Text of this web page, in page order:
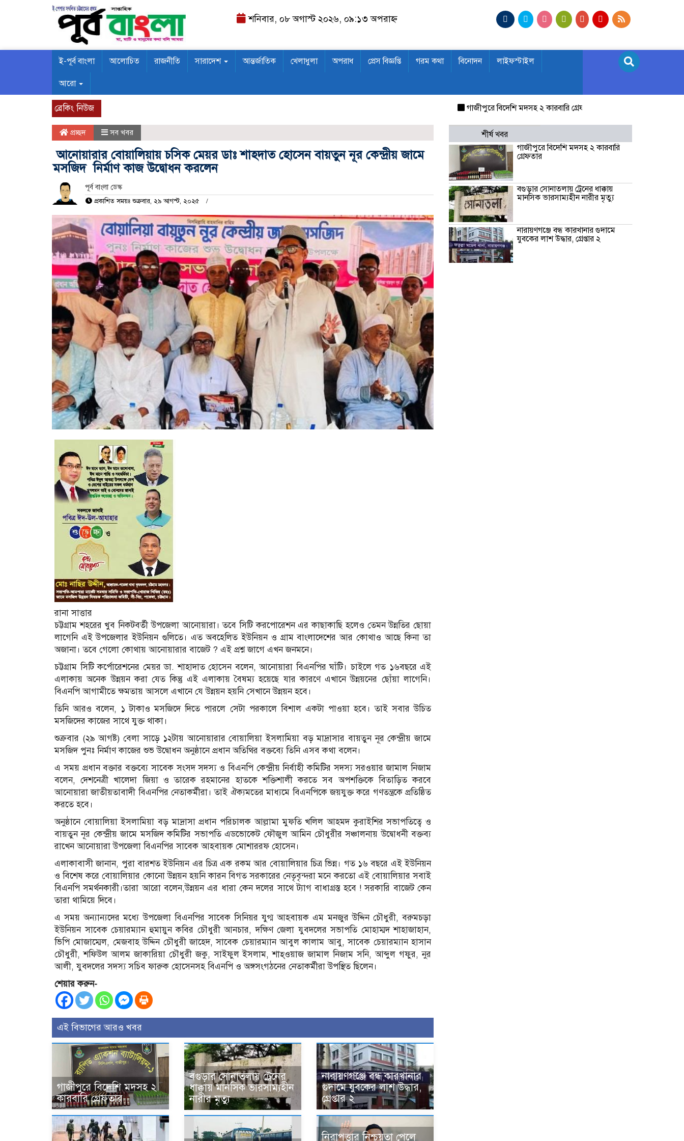
শনিবার, ০৮ অগাস্ট ২০২৬, ০৯:১৩ অপরাহ্ন
ই-পূর্ব বাংলা আলোচিত রাজনীতি সারাদেশ আন্তর্জাতিক খেলাধুলা অপরাধ প্রেস বিজ্ঞপ্তি গরম কথা বিনোদন লাইফস্টাইল
আরো
ব্রেকিং নিউজ গাজীপুরে বিদেশি মদসহ ২ কারবারি গ্রেফতার
প্রচ্ছদ সব খবর
আনোয়ারার বোয়ালিয়ায় চসিক মেয়র ডাঃ শাহদাত হোসেন বায়তুন নূর কেন্দ্রীয় জামে
মসজিদ নির্মাণ কাজ উদ্বোধন করলেন
পূর্ব বাংলা ডেস্ক
প্রকাশিত সময়ঃ শুক্রবার, ২৯ আগস্ট, ২০২৫
রানা সাত্তার
চট্টগ্রাম শহরের খুব নিকটবর্তী উপজেলা আনোয়ারা। তবে সিটি করপোরেশন এর কাছাকাছি হলেও তেমন উন্নতির ছোয়া
লাগেনি এই উপজেলার ইউনিয়ন গুলিতে। এত অবহেলিত ইউনিয়ন ও গ্রাম বাংলাদেশের আর কোথাও আছে কিনা তা
অজানা। তবে গেলো কোথায় আনোয়ারার বাজেট ? এই প্রশ্ন জাগে এখন জনমনে।
চট্টগ্রাম সিটি কর্পোরেশনের মেয়র ডা. শাহাদাত হোসেন বলেন, আনোয়ারা বিএনপির ঘাঁটি। চাইলে গত ১৬বছরে এই
এলাকায় অনেক উন্নয়ন করা যেত কিন্তু এই এলাকায় বৈষম্য হয়েছে যার কারণে এখানে উন্নয়নের ছোঁয়া লাগেনি।
বিএনপি আগামীতে ক্ষমতায় আসলে এখানে যে উন্নয়ন হয়নি সেখানে উন্নয়ন হবে।
তিনি আরও বলেন, ১ টাকাও মসজিদে দিতে পারলে সেটা পরকালে বিশাল একটা পাওয়া হবে। তাই সবার উচিত
মসজিদের কাজের সাথে যুক্ত থাকা।
শুক্রবার (২৯ আগষ্ট) বেলা সাড়ে ১২টায় আনোয়ারার বোয়ালিয়া ইসলামিয়া বড় মাদ্রাসার বায়তুন নূর কেন্দ্রীয় জামে
মসজিদ পুনঃ নির্মাণ কাজের শুভ উদ্বোধন অনুষ্ঠানে প্রধান অতিথির বক্তব্যে তিনি এসব কথা বলেন।
এ সময় প্রধান বক্তার বক্তব্যে সাবেক সংসদ সদস্য ও বিএনপি কেন্দ্রীয় নির্বাহী কমিটির সদস্য সরওয়ার জামাল নিজাম
বলেন, দেশনেত্রী খালেদা জিয়া ও তারেক রহমানের হাতকে শক্তিশালী করতে সব অপশক্তিকে বিতাড়িত করবে
আনোয়ারা জাতীয়তাবাদী বিএনপির নেতাকর্মীরা। তাই ঐক্যমতের মাধ্যমে বিএনপিকে জয়যুক্ত করে গণতন্ত্রকে প্রতিষ্ঠিত
করতে হবে।
অনুষ্ঠানে বোয়ালিয়া ইসলামিয়া বড় মাদ্রাসা প্রধান পরিচালক আল্লামা মুফতি খলিল আহমদ কুরাইশির সভাপতিত্বে ও
বায়তুন নূর কেন্দ্রীয় জামে মসজিদ কমিটির সভাপতি এডভোকেট ফৌজুল আমিন চৌধুরীর সঞ্চালনায় উদ্বোধনী বক্তব্য
রাখেন আনোয়ারা উপজেলা বিএনপির সাবেক আহবায়ক মোশাররফ হোসেন।
এলাকাবাসী জানান, পুরা বারশত ইউনিয়ন এর চিত্র এক রকম আর বোয়ালিয়ার চিত্র ভিন্ন। গত ১৬ বছরে এই ইউনিয়ন
ও বিশেষ করে বোয়ালিয়ার কোনো উন্নয়ন হয়নি কারন বিগত সরকারের নেতৃবৃন্দরা মনে করতো এই বোয়ালিয়ার সবাই
বিএনপি সমর্থনকারী।তারা আরো বলেন,উন্নয়ন এর ধারা কেন দলের সাথে ট্যাগ বাধাগ্রস্ত হবে ! সরকারি বাজেট কেন
তারা থামিয়ে দিবে।
এ সময় অন্যান্যদের মধ্যে উপজেলা বিএনপির সাবেক সিনিয়র যুগ্ম আহবায়ক এম মনজুর উদ্দিন চৌধুরী, বরুমচড়া
ইউনিয়ন সাবেক চেয়ারম্যান হুমায়ুন কবির চৌধুরী আনচার, দক্ষিণ জেলা যুবদলের সভাপতি মোহাম্মদ শাহাজাহান,
ভিপি মোজাম্মেল, মেজবাহ উদ্দিন চৌধুরী জাহেদ, সাবেক চেয়ারম্যান আবুল কালাম আবু, সাবেক চেয়ারম্যান হাসান
চৌধুরী, শফিউল আলম জাকারিয়া চৌধুরী জকু, সাইফুল ইসলাম, শাহ্ওয়াজ জামাল নিজাম সনি, আব্দুল গফুর, নুর
আলী, যুবদলের সদস্য সচিব ফারুক হোসেনসহ বিএনপি ও অঙ্গসংগঠনের নেতাকর্মীরা উপস্থিত ছিলেন।
শেয়ার করুন-
এই বিভাগের আরও খবর
গাজীপুরে বিদেশি মদসহ ২
কারবারি গ্রেফতার
বগুড়ার সোনাতলায় ট্রেনের
ধাক্কায় মানসিক ভারসাম্যহীন
নারীর মৃত্যু
নারায়ণগঞ্জে বন্ধ কারখানার
গুদামে যুবকের লাশ উদ্ধার,
গ্রেপ্তার ২
নিরাপত্তার নিশ্চয়তা পেলে
শীর্ষ খবর
গাজীপুরে বিদেশি মদসহ ২ কারবারি
গ্রেফতার
বগুড়ার সোনাতলায় ট্রেনের ধাক্কায়
মানসিক ভারসাম্যহীন নারীর মৃত্যু
নারায়ণগঞ্জে বন্ধ কারখানার গুদামে
যুবকের লাশ উদ্ধার, গ্রেপ্তার ২